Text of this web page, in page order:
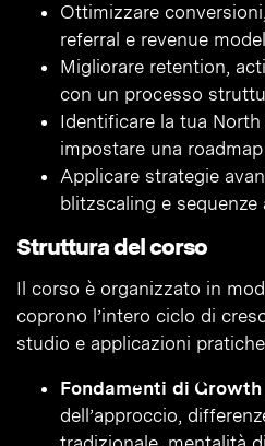
Ottimizzare
referral e revenue model
Migliorare retention,
con un processo
Identificare la tua North
impostare una
Applicare strategie
blitzscaling e
Struttura del corso
Il corso è organizzato in
coprono l’intero ciclo di
studio e applicazioni
Fondamenti di
dell’approccio,